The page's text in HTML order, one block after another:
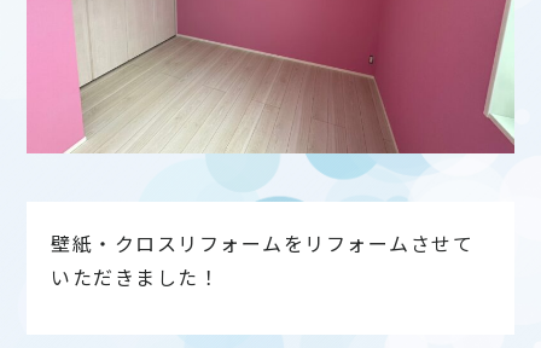
壁紙・クロスリフォームをリフォームさせて
いただきました！